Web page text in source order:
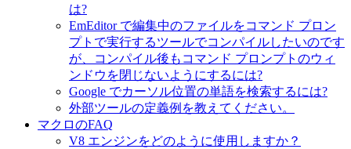
は?
EmEditor で編集中のファイルをコマンド プロン
プトで実行するツールでコンパイルしたいのです
が、コンパイル後もコマンド プロンプトのウィ
ンドウを閉じないようにするには?
Google でカーソル位置の単語を検索するには?
外部ツールの定義例を教えてください。
マクロのFAQ
V8 エンジンをどのように使用しますか？